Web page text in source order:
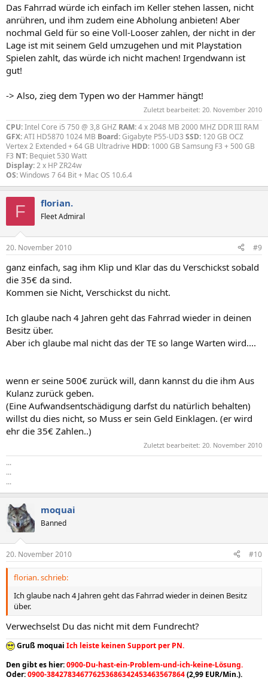
Das Fahrrad würde ich einfach im Keller stehen lassen, nicht
anrühren, und ihm zudem eine Abholung anbieten! Aber
nochmal Geld für so eine Voll-Looser zahlen, der nicht in der
Lage ist mit seinem Geld umzugehen und mit Playstation
Spielen zahlt, das würde ich nicht machen! Irgendwann ist
gut!
-> Also, zieg dem Typen wo der Hammer hängt!
Zuletzt bearbeitet: 20. November 2010
CPU:Intel Core i5 750 @ 3,8 GHZ RAM:4 x 2048 MB 2000 MHZ DDR III RAM
GFX:ATI HD5870 1024 MB Board:Gigabyte P55-UD3 SSD: 120 GB OCZ
Vertex 2 Extended + 64 GB Ultradrive HDD: 1000 GB Samsung F3 + 500 GB
F3 NT: Bequiet 530 Watt
Display:2 x HP ZR24w
OS:Windows 7 64 Bit + Mac OS 10.6.4
F florian.
Fleet Admiral
20. November 2010 #9
ganz einfach, sag ihm Klip und Klar das du Verschickst sobald
die 35€ da sind.
Kommen sie Nicht, Verschickst du nicht.
Ich glaube nach 4 Jahren geht das Fahrrad wieder in deinen
Besitz über.
Aber ich glaube mal nicht das der TE so lange Warten wird....
wenn er seine 500€ zurück will, dann kannst du die ihm Aus
Kulanz zurück geben.
(Eine Aufwandsentschädigung darfst du natürlich behalten)
willst du dies nicht, so Muss er sein Geld Einklagen. (er wird
ehr die 35€ Zahlen..)
Zuletzt bearbeitet: 20. November 2010
...
...
...
moquai
Banned
20. November 2010 #10
florian. schrieb:
Ich glaube nach 4 Jahren geht das Fahrrad wieder in deinen Besitz
über.
Verwechselst Du das nicht mit dem Fundrecht?
Gruß moquai Ich leiste keinen Support per PN.
Den gibt es hier:0900-Du-hast-ein-Problem-und-ich-keine-Lösung.
Oder:0900-384278346776253686342453463567864(2,99 EUR/Min.).